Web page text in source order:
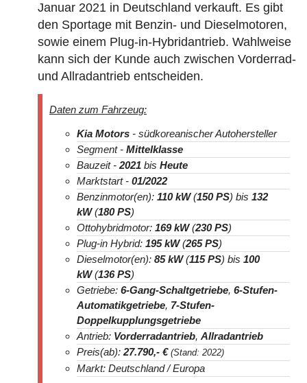
Januar 2021 in Deutschland verkauft. Es gibt
den Sportage mit Benzin- und Dieselmotoren,
sowie einem Plug-in-Hybridantrieb. Wahlweise
kann sich der Kunde auch zwischen Vorderrad-
und Allradantrieb entscheiden.
Daten zum Fahrzeug:
Kia Motors - südkoreanischer Autohersteller
Segment - Mittelklasse
Bauzeit - 2021 bis Heute
Marktstart - 01/2022
Benzinmotor(en): 110 kW(150 PS) bis 132
kW(180 PS)
Ottohybridmotor: 169 kW(230 PS)
Plug-in Hybrid: 195 kW(265 PS)
Dieselmotor(en): 85 kW(115 PS) bis 100
kW(136 PS)
Getriebe: 6-Gang-Schaltgetriebe, 6-Stufen-
Automatikgetriebe, 7-Stufen-
Doppelkupplungsgetriebe
Antrieb: Vorderradantrieb, Allradantrieb
Preis(ab): 27.790,- € (Stand: 2022)
Markt: Deutschland / Europa